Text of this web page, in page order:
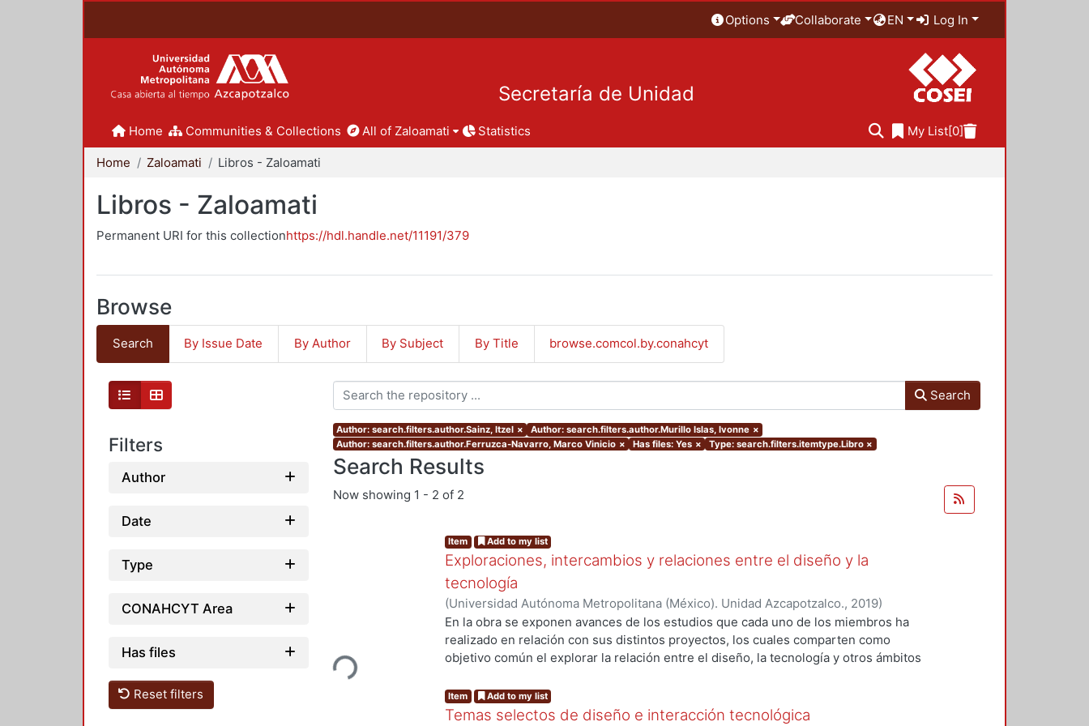
Options Collaborate EN Log In
Secretaría de Unidad
Home Communities & Collections All of Zaloamati Statistics My List[0]
Home Zaloamati Libros - Zaloamati
Libros - Zaloamati
Permanent URI for this collectionhttps://hdl.handle.net/11191/379
Browse
Search By Issue Date By Author By Subject By Title browse.comcol.by.conahcyt
Filters
Author
Date
Type
CONAHCYT Area
Has files
Reset filters
Search
Author: search.filters.author.Sainz, Itzel × Author: search.filters.author.Murillo Islas, Ivonne ×
Author: search.filters.author.Ferruzca-Navarro, Marco Vinicio × Has files: Yes × Type: search.filters.itemtype.Libro ×
Search Results
Now showing 1 - 2 of 2
Loading...
Item Add to my list
Exploraciones, intercambios y relaciones entre el diseño y la
tecnología
(Universidad Autónoma Metropolitana (México). Unidad Azcapotzalco., 2019)
Ferruzca-Navarro, Marco Vinicio;García Madrid, Roberto Adrián;López-Martínez,
Roberto E.;Murillo Islas, Ivonne;Román Meléndez, Ramsses ;Sainz, Itzel;Zizumbo
Alamilla, Alda María
En la obra se exponen avances de los estudios que cada uno de los miembros ha
realizado en relación con sus distintos proyectos, los cuales comparten como
objetivo común el explorar la relación entre el diseño, la tecnología y otros ámbitos
de éstos en la interacción social y productiva. Cada uno de los capítulos, por tanto,
representa una mirada específica que abona a la generación del conocimiento
Item Add to my list
Temas selectos de diseño e interacción tecnológica